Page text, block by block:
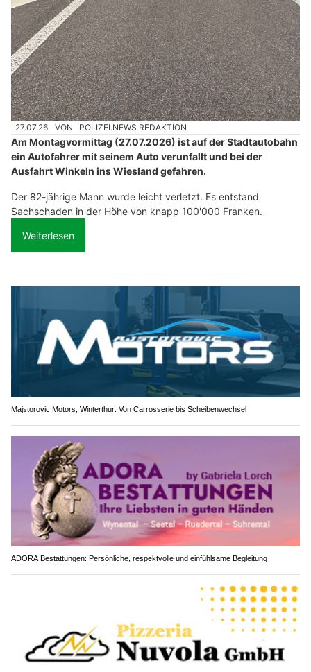
27.07.26 VON POLIZEI.NEWS REDAKTION
Am Montagvormittag (27.07.2026) ist auf der Stadtautobahn
ein Autofahrer mit seinem Auto verunfallt und bei der
Ausfahrt Winkeln ins Wiesland gefahren.
Der 82-jährige Mann wurde leicht verletzt. Es entstand
Sachschaden in der Höhe von knapp 100'000 Franken.
Weiterlesen
Majstorovic Motors, Winterthur: Von Carrosserie bis Scheibenwechsel
ADORA Bestattungen: Persönliche, respektvolle und einfühlsame Begleitung